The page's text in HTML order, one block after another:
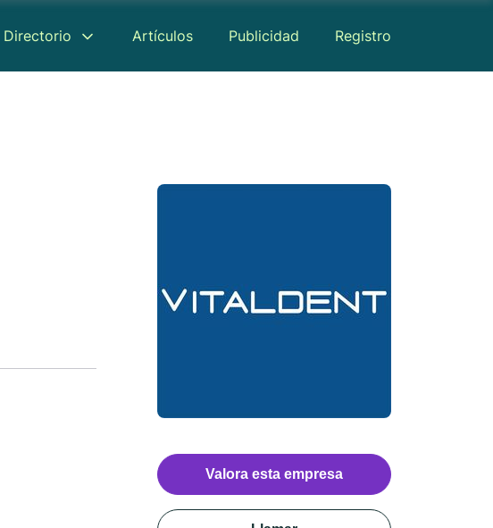
Directorio Artículos Publicidad Registro
Valora esta empresa